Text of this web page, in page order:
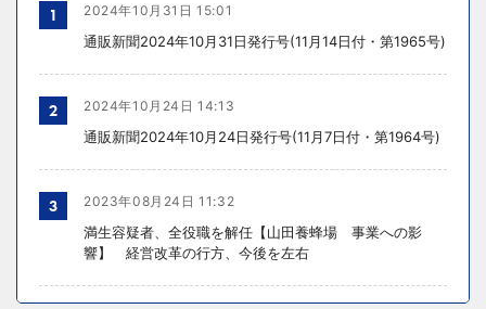
1 2024年10月31日 15:01
通販新聞2024年10月31日発行号(11月14日付・第1965号)
2 2024年10月24日 14:13
通販新聞2024年10月24日発行号(11月7日付・第1964号)
3 2023年08月24日 11:32
満生容疑者、全役職を解任【山田養蜂場 事業への影
響】 経営改革の行方、今後を左右